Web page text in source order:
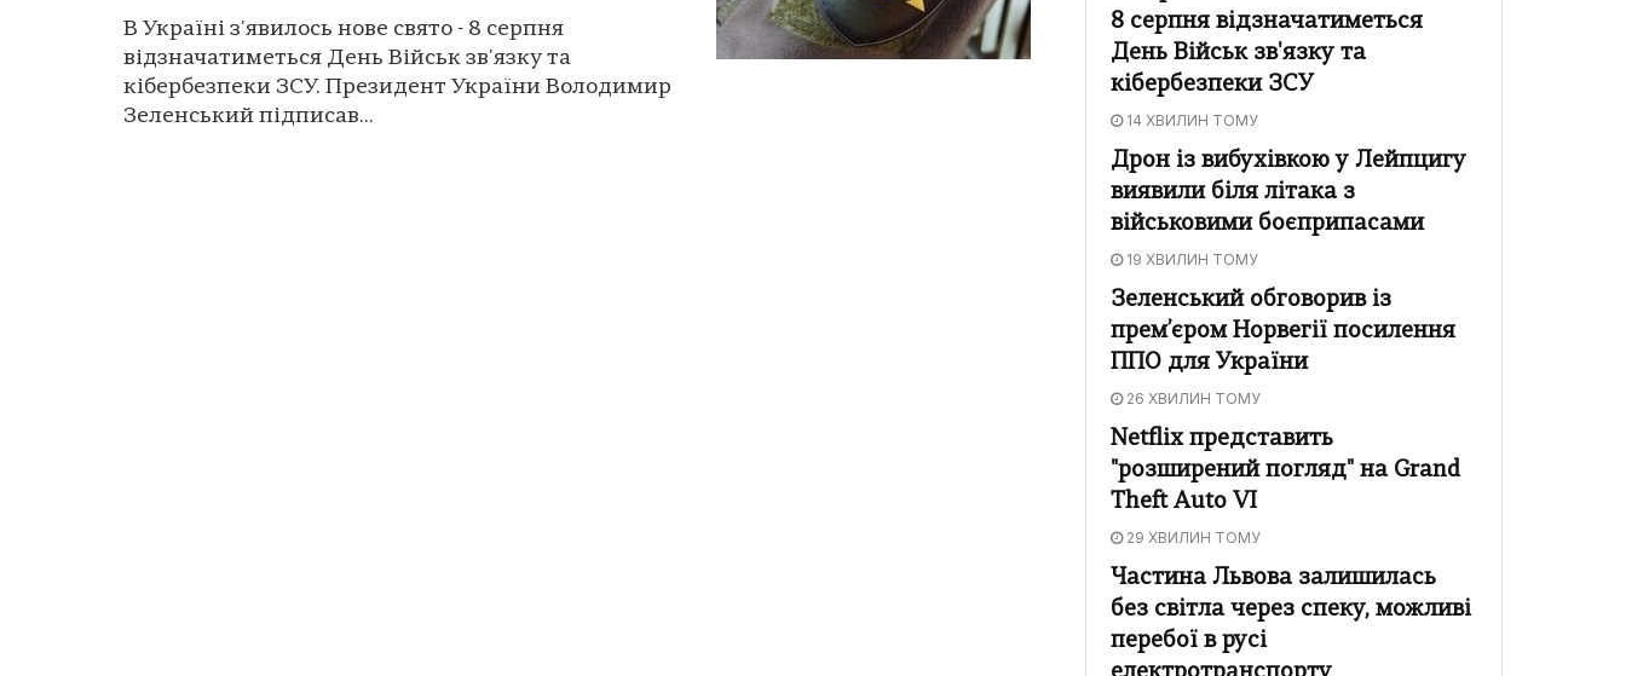
В Україні з'явилось нове свято - 8 серпня
відзначатиметься День Військ зв'язку та
кібербезпеки ЗСУ. Президент України Володимир
Зеленський підписав...
8 серпня відзначатиметься
День Військ зв'язку та
кібербезпеки ЗСУ
14 ХВИЛИН ТОМУ
Дрон із вибухівкою у Лейпцигу
виявили біля літака з
військовими боєприпасами
19 ХВИЛИН ТОМУ
Зеленський обговорив із
прем’єром Норвегії посилення
ППО для України
26 ХВИЛИН ТОМУ
Netflix представить
"розширений погляд" на Grand
Theft Auto VI
29 ХВИЛИН ТОМУ
Частина Львова залишилась
без світла через спеку, можливі
перебої в русі